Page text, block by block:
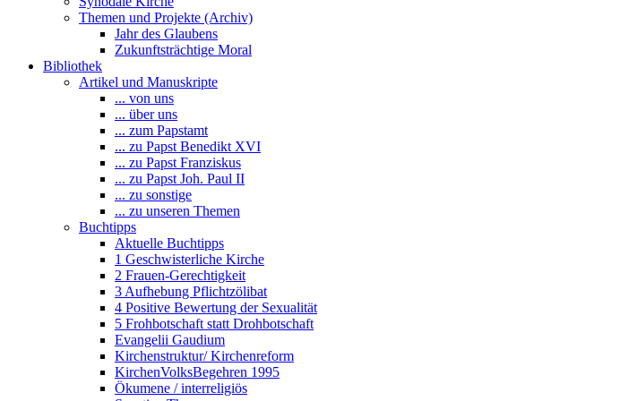
Themen und Projekte (Archiv)
Jahr des Glaubens
Zukunftsträchtige Moral
Bibliothek
Artikel und Manuskripte
... von uns
... über uns
... zum Papstamt
... zu Papst Benedikt XVI
... zu Papst Franziskus
... zu Papst Joh. Paul II
... zu sonstige
... zu unseren Themen
Buchtipps
Aktuelle Buchtipps
1 Geschwisterliche Kirche
2 Frauen-Gerechtigkeit
3 Aufhebung Pflichtzölibat
4 Positive Bewertung der Sexualität
5 Frohbotschaft statt Drohbotschaft
Evangelii Gaudium
Kirchenstruktur/ Kirchenreform
KirchenVolksBegehren 1995
Ökumene / interreligiös